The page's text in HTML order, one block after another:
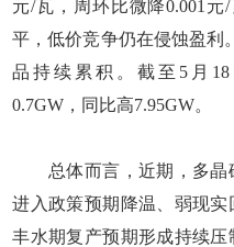
元/瓦，周环比微降0.001元
平，低价竞争仍在侵蚀盈利
品持续累积。截至5月18
0.7GW，同比高7.95GW。
总体而言，近期，多晶
进入政策预期降温、弱现
丰水期复产预期形成持续